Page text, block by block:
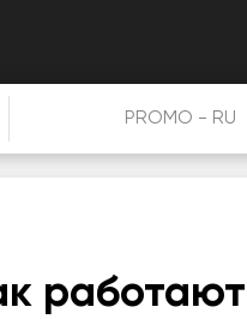
PROMO - RU